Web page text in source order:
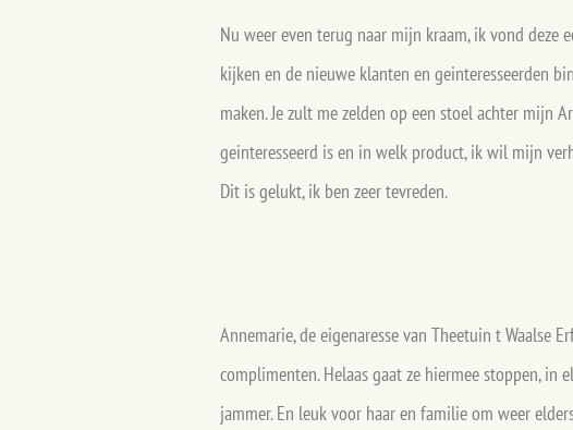
Nu weer even terug naar mijn kraam, ik vond
kijken en de nieuwe klanten en geinteresseerden
maken. Je zult me zelden op een stoel achter mijn
geinteresseerd is en in welk product, ik wil mijn
Dit is gelukt, ik ben zeer tevreden.
Annemarie, de eigenaresse van Theetuin t Waalse
complimenten. Helaas gaat ze hiermee stoppen, in
jammer. En leuk voor haar en familie om weer